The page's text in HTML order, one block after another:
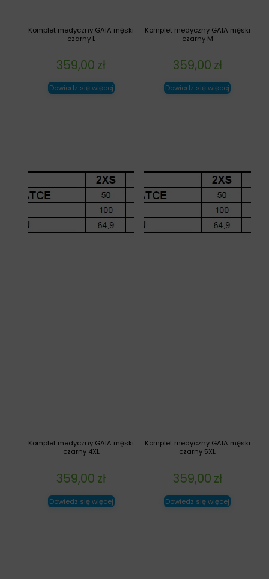
Komplet medyczny GAIA męski
czarny M
359,00 zł
Dowiedz się więcej
Komplet medyczny GAIA męski
czarny L
359,00 zł
Dowiedz się więcej
Komplet medyczny GAIA męski
czarny 5XL
359,00 zł
Dowiedz się więcej
Komplet medyczny GAIA męski
czarny 4XL
359,00 zł
Dowiedz się więcej